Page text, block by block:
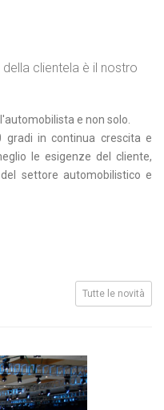
clientela è il nostro
e non solo.
in continua crescita e
le esigenze del cliente,
settore automobilistico e
Tutte le novità